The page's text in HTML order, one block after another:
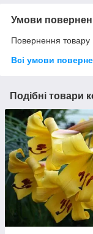
Умови
Повернення товару
Всі умови
Подібні товари